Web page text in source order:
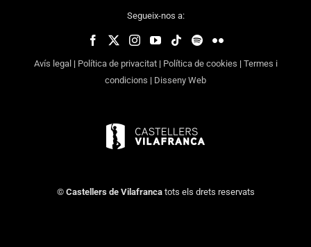
Segueix-nos a:
Avís legal| Política de privacitat| Política de cookies | Termes i
condicions | Disseny Web
© Castellers de Vilafrancatots els drets reservats